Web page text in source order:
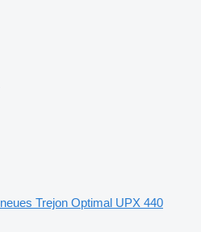
neues Trejon Optimal UPX 440